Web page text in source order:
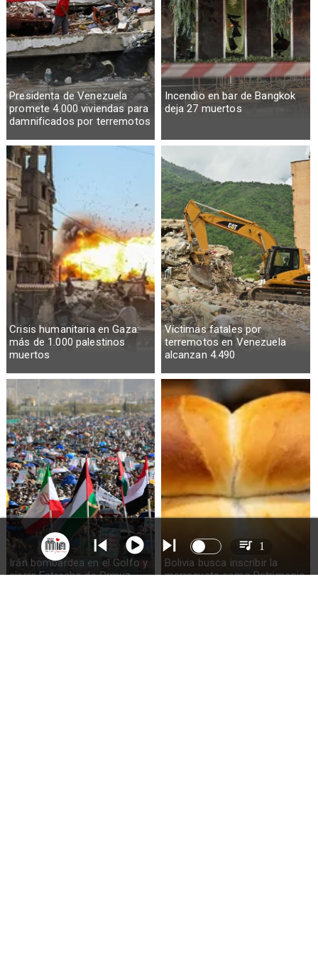
Presidenta de Venezuela
promete 4.000 viviendas para
damnificados por terremotos
Incendio en bar de Bangkok
deja 27 muertos
Crisis humanitaria en Gaza:
más de 1.000 palestinos
muertos
Víctimas fatales por
terremotos en Venezuela
alcanzan 4.490
Irán bombardea en el Golfo y
cierra Estrecho de Ormuz
Bolivia busca inscribir la
marraqueta como Patrimonio
1